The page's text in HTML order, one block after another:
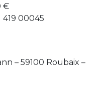
€
419 00045
– 59100 Roubaix –